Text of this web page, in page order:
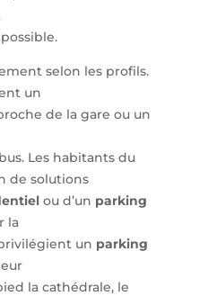
selon les profils.
un
de la gare ou un
Les habitants du
de solutions
ou d’un parking
la
un parking
la cathédrale, le